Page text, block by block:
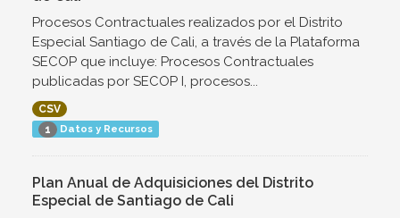
Procesos Contractuales realizados por el Distrito
Especial Santiago de Cali, a través de la Plataforma
SECOP que incluye: Procesos Contractuales
publicadas por SECOP I, procesos...
CSV
1 Datos y Recursos
Plan Anual de Adquisiciones del Distrito
Especial de Santiago de Cali